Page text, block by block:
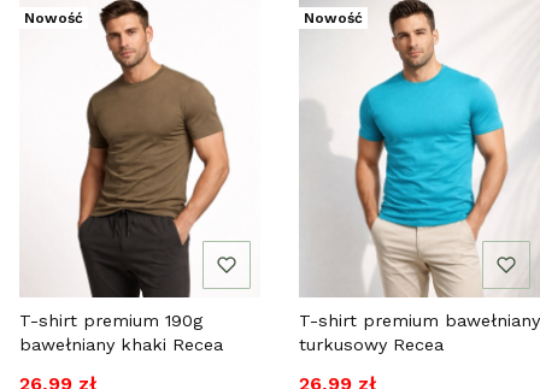
Nowość
T-shirt premium 190g
bawełniany khaki Recea
Cena promocyjna
26,99 zł
Nowość
T-shirt premium bawełniany
turkusowy Recea
Cena promocyjna
26,99 zł